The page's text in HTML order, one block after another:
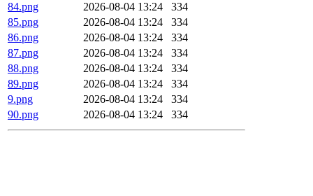
84.png
2026-08-04 13:24
334
85.png
2026-08-04 13:24
334
86.png
2026-08-04 13:24
334
87.png
2026-08-04 13:24
334
88.png
2026-08-04 13:24
334
89.png
2026-08-04 13:24
334
9.png
2026-08-04 13:24
334
90.png
2026-08-04 13:24 334